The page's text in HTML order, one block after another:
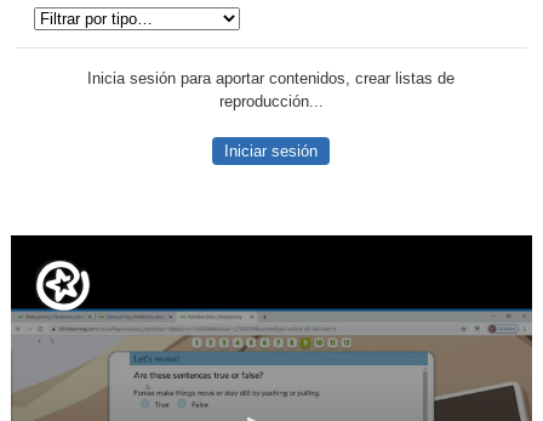
Inicia sesión para aportar contenidos, crear listas de
reproducción...
Iniciar sesión